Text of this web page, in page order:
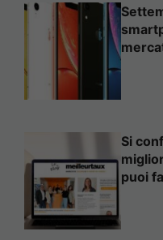
Si
puoi